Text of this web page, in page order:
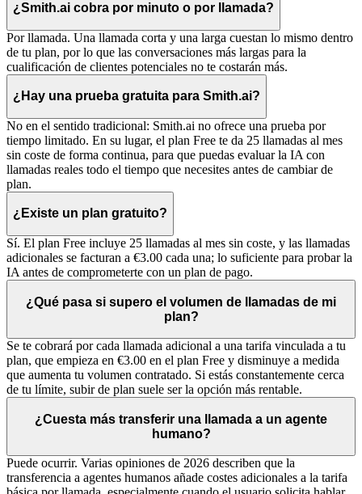
¿Smith.ai cobra por minuto o por llamada?
Por llamada. Una llamada corta y una larga cuestan lo mismo dentro
de tu plan, por lo que las conversaciones más largas para la
cualificación de clientes potenciales no te costarán más.
¿Hay una prueba gratuita para Smith.ai?
No en el sentido tradicional: Smith.ai no ofrece una prueba por
tiempo limitado. En su lugar, el plan Free te da 25 llamadas al mes
sin coste de forma continua, para que puedas evaluar la IA con
llamadas reales todo el tiempo que necesites antes de cambiar de
plan.
¿Existe un plan gratuito?
Sí. El plan Free incluye 25 llamadas al mes sin coste, y las llamadas
adicionales se facturan a €3.00 cada una; lo suficiente para probar la
IA antes de comprometerte con un plan de pago.
¿Qué pasa si supero el volumen de llamadas de mi
plan?
Se te cobrará por cada llamada adicional a una tarifa vinculada a tu
plan, que empieza en €3.00 en el plan Free y disminuye a medida
que aumenta tu volumen contratado. Si estás constantemente cerca
de tu límite, subir de plan suele ser la opción más rentable.
¿Cuesta más transferir una llamada a un agente
humano?
Puede ocurrir. Varias opiniones de 2026 describen que la
transferencia a agentes humanos añade costes adicionales a la tarifa